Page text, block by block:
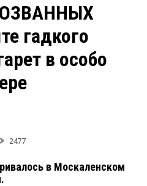
Рейтинги
Блоги
Архив
гадкого
в особо
2477
в Москаленском